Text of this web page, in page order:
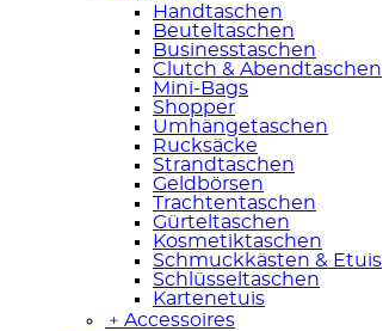
Handtaschen
Beuteltaschen
Businesstaschen
Clutch & Abendtaschen
Mini-Bags
Shopper
Umhängetaschen
Rucksäcke
Strandtaschen
Geldbörsen
Trachtentaschen
Gürteltaschen
Kosmetiktaschen
Schmuckkästen & Etuis
Schlüsseltaschen
Kartenetuis
﹢ Accessoires